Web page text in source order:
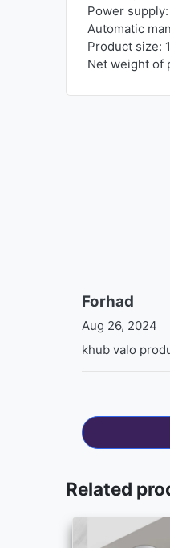
Power
Automatic
Product size:
Net weight of
Forhad
Aug 26, 2024
khub valo
Related